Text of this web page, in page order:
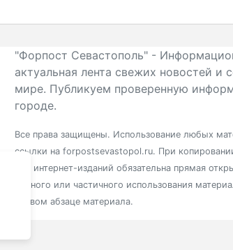
"Форпост Севастополь" -
актуальная лента свежих новостей
мире. Публикуем проверенную
городе.
Все права защищены. Использование любых
ссылки на forpostsevastopol.ru. При
для интернет-изданий обязательна прямая
полного или частичного использования
первом абзаце материала.